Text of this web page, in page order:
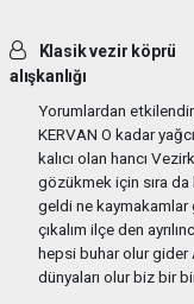
Klasik vezir köprü
alışkanlığı
Yorumlardan
KERVAN O kadar
kalıcı olan hancı
gözükmek için sıra
geldi ne
çıkalım ilçe den
hepsi buhar olur gider
dünyaları olur biz bir